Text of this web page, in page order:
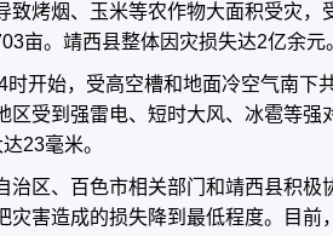
致烤烟、玉米等农作物大面积受灾，
亩。靖西县整体因灾损失达2亿余元
时开始，受高空槽和地面冷空气南下
区受到强雷电、短时大风、冰雹等强
23毫米。
治区、百色市相关部门和靖西县积极
灾害造成的损失降到最低程度。目前